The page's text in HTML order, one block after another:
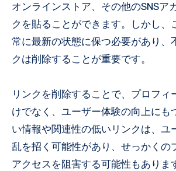
オンラインストア、その他のSNSア
クを貼ることができます。しかし、
常に最新の状態に保つ必要があり、
クは削除することが重要です。
リンクを削除することで、プロフィ
けでなく、ユーザー体験の向上にも
い情報や関連性の低いリンクは、ユ
乱を招く可能性があり、せっかくの
アクセスを阻害する可能性もありま